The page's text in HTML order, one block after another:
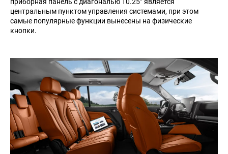
центральным пунктом управления системами, при этом
самые популярные функции вынесены на физические
кнопки.